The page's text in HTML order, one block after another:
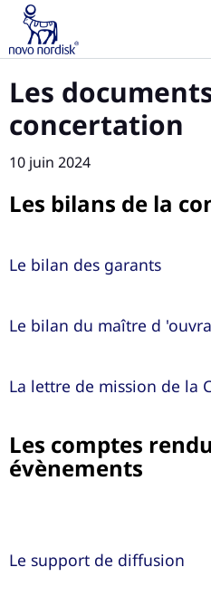
Les documents de la
concertation
10 juin 2024
Les bilans de la
Le bilan des garants
Le bilan du maître d
La lettre de mission de la
Les comptes rendus des
évènements
Le support de diffusion